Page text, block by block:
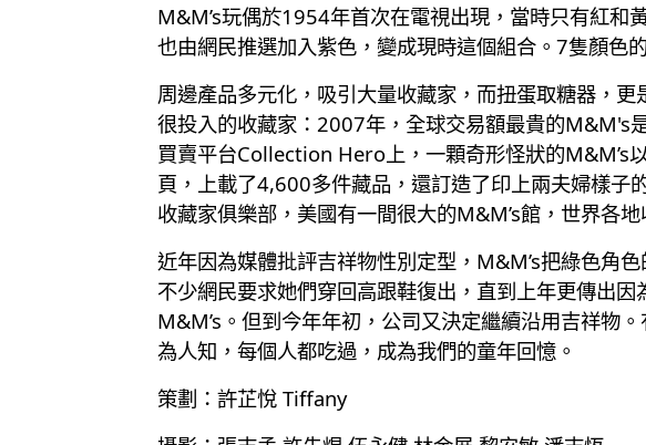
M&M’s玩偶於1954年首次在電視出現，當時只有紅
也由網民推選加入紫色，變成現時這個組合。7隻顏色
周邊產品多元化，吸引大量收藏家，而扭蛋取糖器，
很投入的收藏家：2007年，全球交易額最貴的
買賣平台Collection Hero上，一顆奇形怪狀的
頁，上載了4,600多件藏品，還訂造了印上兩夫婦樣子
收藏家俱樂部，美國有一間很大的M&M’s館，世界各地
近年因為媒體批評吉祥物性別定型，M&M’s把綠色角
不少網民要求她們穿回高跟鞋復出，直到上年更傳出
M&M’s。但到今年年初，公司又決定繼續沿用吉祥物
為人知，每個人都吃過，成為我們的童年回憶。
策劃：許芷悅 Tiffany